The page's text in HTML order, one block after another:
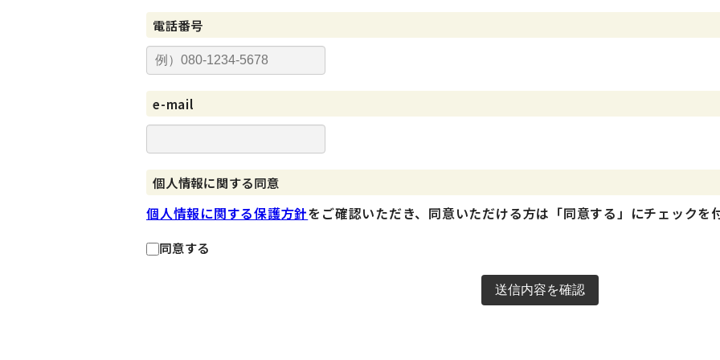
電話番号
e-mail
個人情報に関する同意
個人情報に関する保護方針をご確認いただき、同意いただける方は「同意する」にチェックを
同意する
送信内容を確認